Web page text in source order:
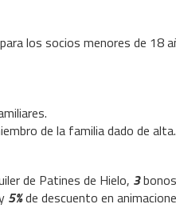
los socios menores de 18
de la familia dado de alta.
de Patines de Hielo, 3
5%de descuento en